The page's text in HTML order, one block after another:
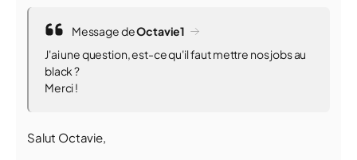
Message deOctavie1
J'ai une question, est-ce qu'il faut mettre nos jobs au
black ?
Merci !
Salut Octavie,